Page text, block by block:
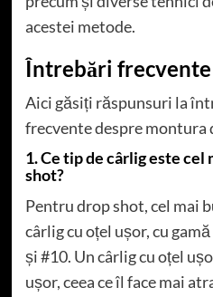
acestei metode.
Întrebări frecvente
Aici găsiți răspunsuri la
frecvente despre
1. Ce tip de cârlig este cel
shot?
Pentru drop shot, cel mai
cârlig cu oțel ușor, cu
și #10. Un cârlig cu oțel
ușor, ceea ce îl face mai